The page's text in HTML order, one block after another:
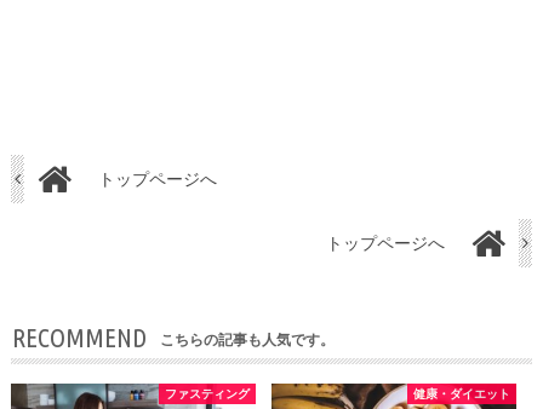
トップページへ
トップページへ
RECOMMEND こちらの記事も人気です。
ファスティング 健康・ダイエット